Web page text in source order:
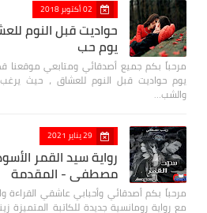
02 أكتوبر 2018
يوم حب
يوم حواديت قبل النوم للعشاق ، حيث يرغب
والشب…
29 يناير 2021
رواية سيد القمر
مصطفي - المقدمة
مرحباً بكم أصدقائي وأحبابي عاشقي القراءة
مع رواية رومانسية جديدة للكاتبة